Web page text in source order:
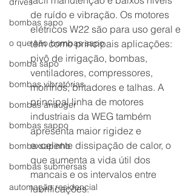
bombas sapo
o que são bombas sapo
bomba sapo
bombas vibratórias
bombas anauger
bombas sappo
bomba sapinho
bombas submersas
automação residencial
de ruído e vibração. Os motores
elétricos W22 são para uso geral e
têm como principais aplicações:
pivô de irrigação, bombas,
ventiladores, compressores,
moinhos, britadores e talhas. A
principal linha de motores
industriais da WEG também
apresenta maior rigidez e
excelente dissipação de calor, o
que aumenta a vida útil dos
mancais e os intervalos entre
lubrificações.